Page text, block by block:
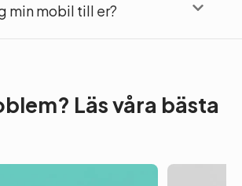
min mobil till er?
Läs våra bästa